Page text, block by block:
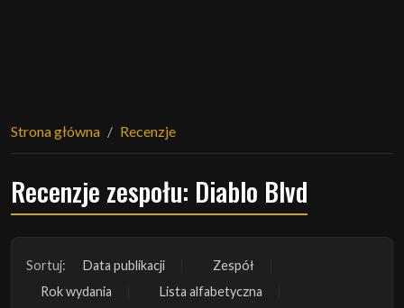
Strona główna Recenzje
Recenzje zespołu: Diablo Blvd
Sortuj: Data publikacji
Zespół
Rok wydania
Lista alfabetyczna